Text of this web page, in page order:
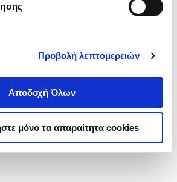
Προβολή λεπτομερειών
Αποδοχή Όλων
μόνο τα απαραίτητα cookies